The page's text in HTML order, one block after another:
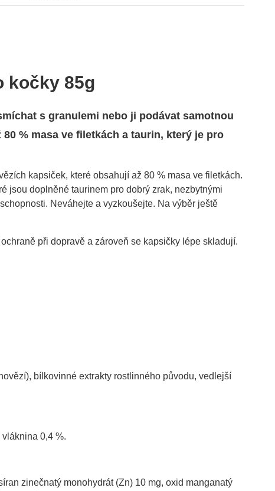
kočky 85g
s granulemi nebo ji podávat samotnou
% masa ve filetkách a taurin, který je pro
kapsiček, které obsahují až 80 % masa ve filetkách.
jsou doplněné taurinempro dobrý zrak, nezbytnými
Neváhejte a vyzkoušejte. Na výběr ještě
při dopravě a zároveň se kapsičky lépe skladují.
bílkovinné extrakty rostlinného původu, vedlejší
vláknina 0,4 %.
zinečnatý monohydrát (Zn) 10 mg, oxid manganatý